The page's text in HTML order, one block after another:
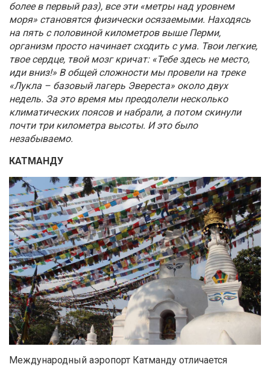
более в первый раз), все эти «метры над уровнем
моря» становятся физически осязаемыми. Находясь
на пять с половиной километров выше Перми,
организм просто начинает сходить с ума. Твои легкие,
твое сердце, твой мозг кричат: «Тебе здесь не место,
иди вниз!» В общей сложности мы провели на треке
«Лукла – базовый лагерь Эвереста» около двух
недель. За это время мы преодолели несколько
климатических поясов и набрали, а потом скинули
почти три километра высоты. И это было
незабываемо.
КАТМАНДУ
Международный аэропорт Катманду отличается